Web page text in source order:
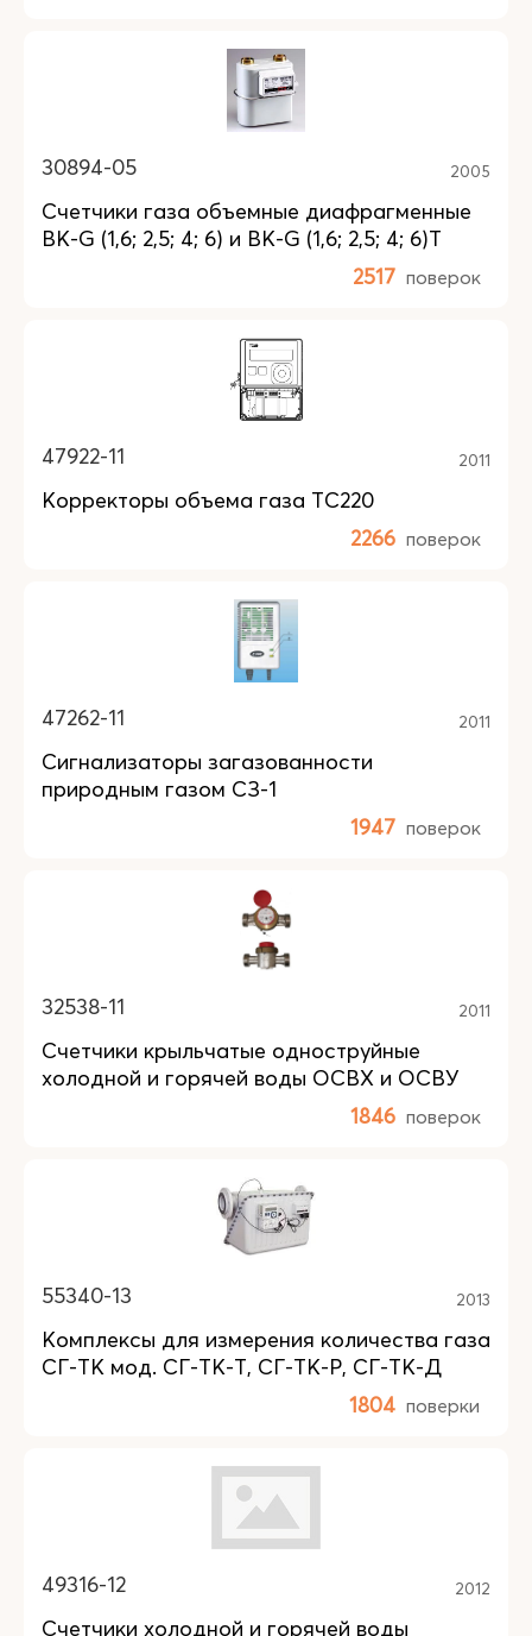
30894-05 2005
Счетчики газа объемные диафрагменные
BK-G (1,6; 2,5; 4; 6) и BK-G (1,6; 2,5; 4; 6)T
2517 поверок
47922-11 2011
Корректоры объема газа ТС220
2266 поверок
47262-11 2011
Сигнализаторы загазованности
природным газом СЗ-1
1947 поверок
32538-11 2011
Счетчики крыльчатые одноструйные
холодной и горячей воды ОСВХ и ОСВУ
1846 поверок
55340-13 2013
Комплексы для измерения количества газа
СГ-ТК мод. СГ-ТК-Т, СГ-ТК-Р, СГ-ТК-Д
1804 поверки
49316-12 2012
Счетчики холодной и горячей воды